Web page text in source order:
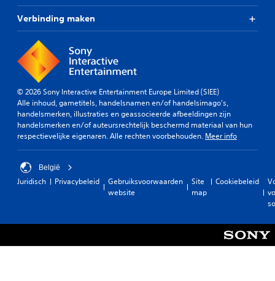
Verbinding maken
© 2026 Sony Interactive Entertainment Europe Limited (SIEE)
Alle inhoud, gametitels, handelsnamen en/of handelsimago's,
handelsmerken, illustraties en geassocieerde afbeeldingen zijn
handelsmerken en/of auteursrechtelijk beschermd materiaal van hun
respectievelijke eigenaren. Alle rechten voorbehouden. Meer info
België
Juridisch Privacybeleid
Gebruiksvoorwaarden
website
Site
map
Cookiebeleid